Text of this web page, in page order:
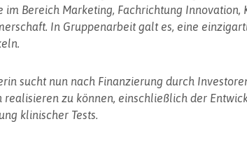
im Bereich Marketing, Fachrichtung Innovation,
In Gruppenarbeit galt es, eine
sucht nun nach Finanzierung durch
realisieren zu können, einschließlich der
klinischer Tests.